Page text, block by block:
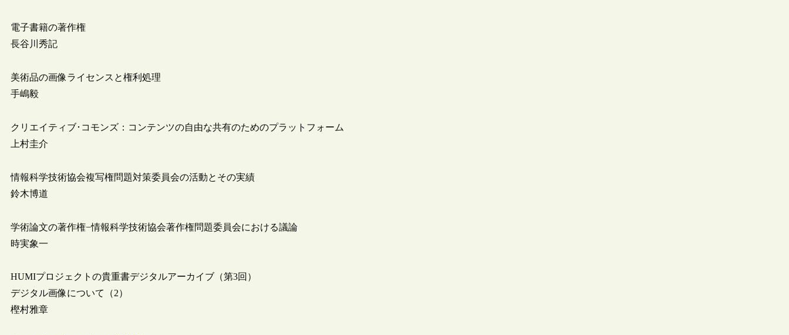
電子書籍の著作権
長谷川秀記
美術品の画像ライセンスと権利処理
手嶋毅
クリエイティブ･コモンズ：コンテンツの自由な共有のためのプラットフォーム
上村圭介
情報科学技術協会複写権問題対策委員会の活動とその実績
鈴木博道
学術論文の著作権−情報科学技術協会著作権問題委員会における議論
時実象一
HUMIプロジェクトの貴重書デジタルアーカイブ（第3回）
デジタル画像について（2）
樫村雅章